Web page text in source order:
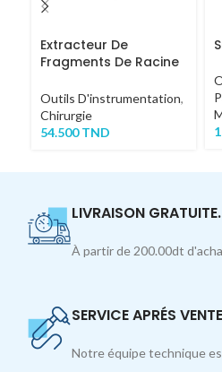
Extracteur De
Fragments De Racine
Outils D'instrumentation,
Chirurgie
54.500TND
LIVRAISON GRATUITE.
À partir de 200.00dt
SERVICE APRÉS
Notre équipe technique